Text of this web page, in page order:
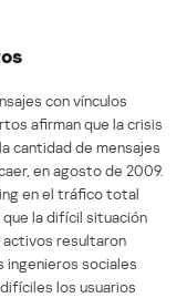
con vínculos
afirman que la crisis
cantidad de mensajes
en agosto de 2009.
en el tráfico total
la difícil situación
activos resultaron
ingenieros sociales
los usuarios